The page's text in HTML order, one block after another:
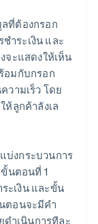
ที่ต้องกรอก
ำระเงิน และ
จะแสดงให้เห็น
อมกับกรอก
วามเร็ว โดย
ลูกค้าลังเล
บ่งกระบวนการ
นตอนที่ 1
ะเงิน และขั้น
ตอนจะมีคำ
ำเนินการทีละ